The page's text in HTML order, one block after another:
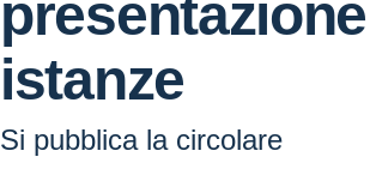
istanze
Si pubblica la circolare